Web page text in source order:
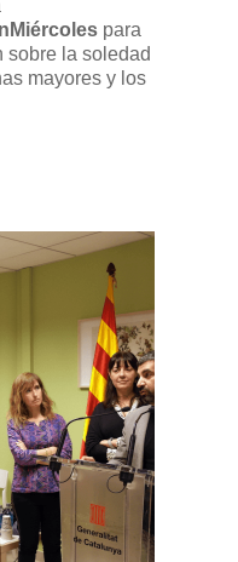
para
la soledad
mayores y los